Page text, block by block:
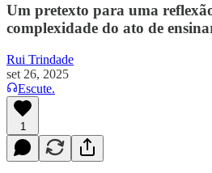
Um pretexto para uma
complexidade do ato de
Rui Trindade
set 26, 2025
Escute.
1